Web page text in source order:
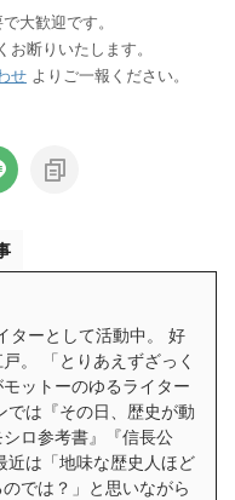
大歓迎です。
断りいたします。
せ よりご一報ください。
ターとして活動中。 好
。 「とりあえずざっく
ットーのゆるライター
では『その日、歴史が動
ロ参考書』『信長公
近は「地味な歴史人ほど
では？」と思いながら